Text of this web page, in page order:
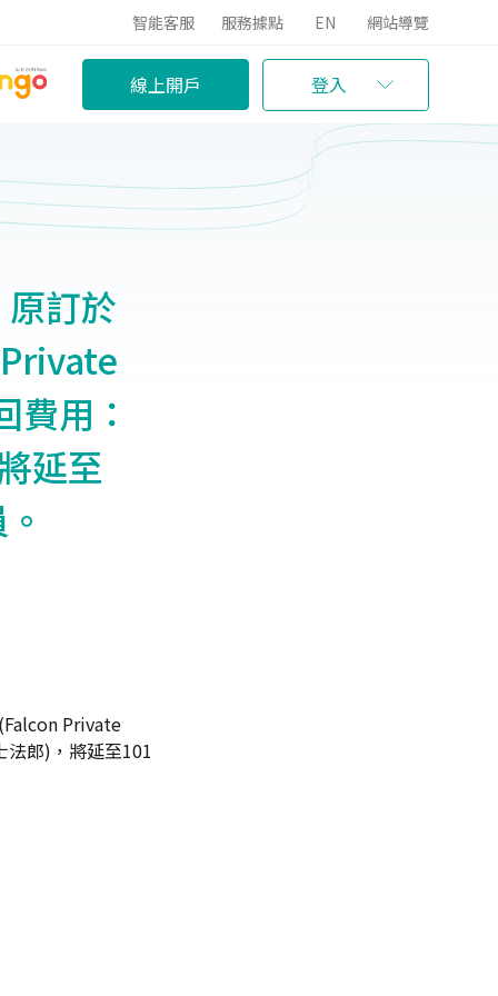
智能客服 服務據點 EN 網站導覽
線上開戶 登入
訂於
用：
延至
Private
郎)，將延至101